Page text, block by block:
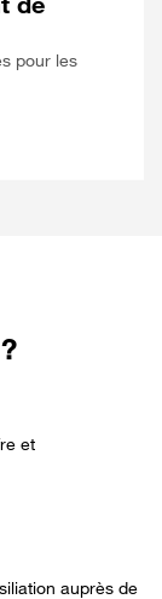
pour les
et
auprès de